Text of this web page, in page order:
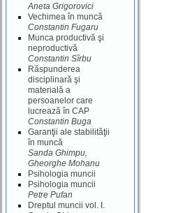
Aneta Grigorovici
Vechimea în muncă
Constantin Fugaru
Munca productivă şi
neproductivă
Constantin Sîrbu
Răspunderea
disciplinară şi
materială a
persoanelor care
lucrează în CAP
Constantin Buga
Garanţii ale stabilităţii
în muncă
Sanda Ghimpu,
Gheorghe Mohanu
Psihologia muncii
Psihologia muncii
Petre Pufan
Dreptul muncii vol. I.